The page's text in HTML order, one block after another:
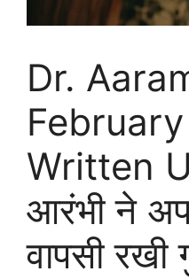
Dr.
Written
आरंभी ने
वापसी रखी